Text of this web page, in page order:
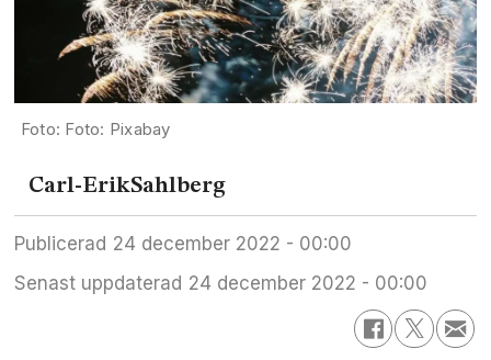
Foto: Pixabay
Carl-ErikSahlberg
Publicerad
24 december 2022 - 00:00
Senast uppdaterad
24 december 2022 - 00:00